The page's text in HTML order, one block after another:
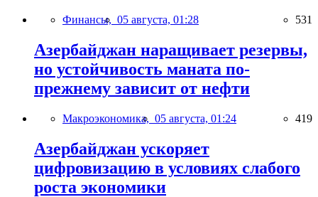
Финансы, 05 августа, 01:28 531
Азербайджан наращивает резервы,
но устойчивость маната по-
прежнему зависит от нефти
Макроэкономика, 05 августа, 01:24 419
Азербайджан ускоряет
цифровизацию в условиях слабого
роста экономики